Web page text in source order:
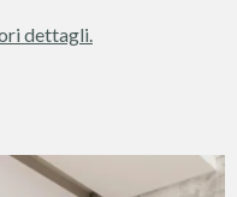
dettagli.